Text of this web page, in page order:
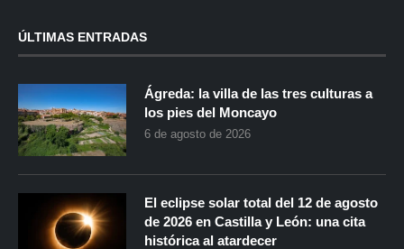
ÚLTIMAS ENTRADAS
Ágreda: la villa de las tres culturas a
los pies del Moncayo
6 de agosto de 2026
El eclipse solar total del 12 de agosto
de 2026 en Castilla y León: una cita
histórica al atardecer